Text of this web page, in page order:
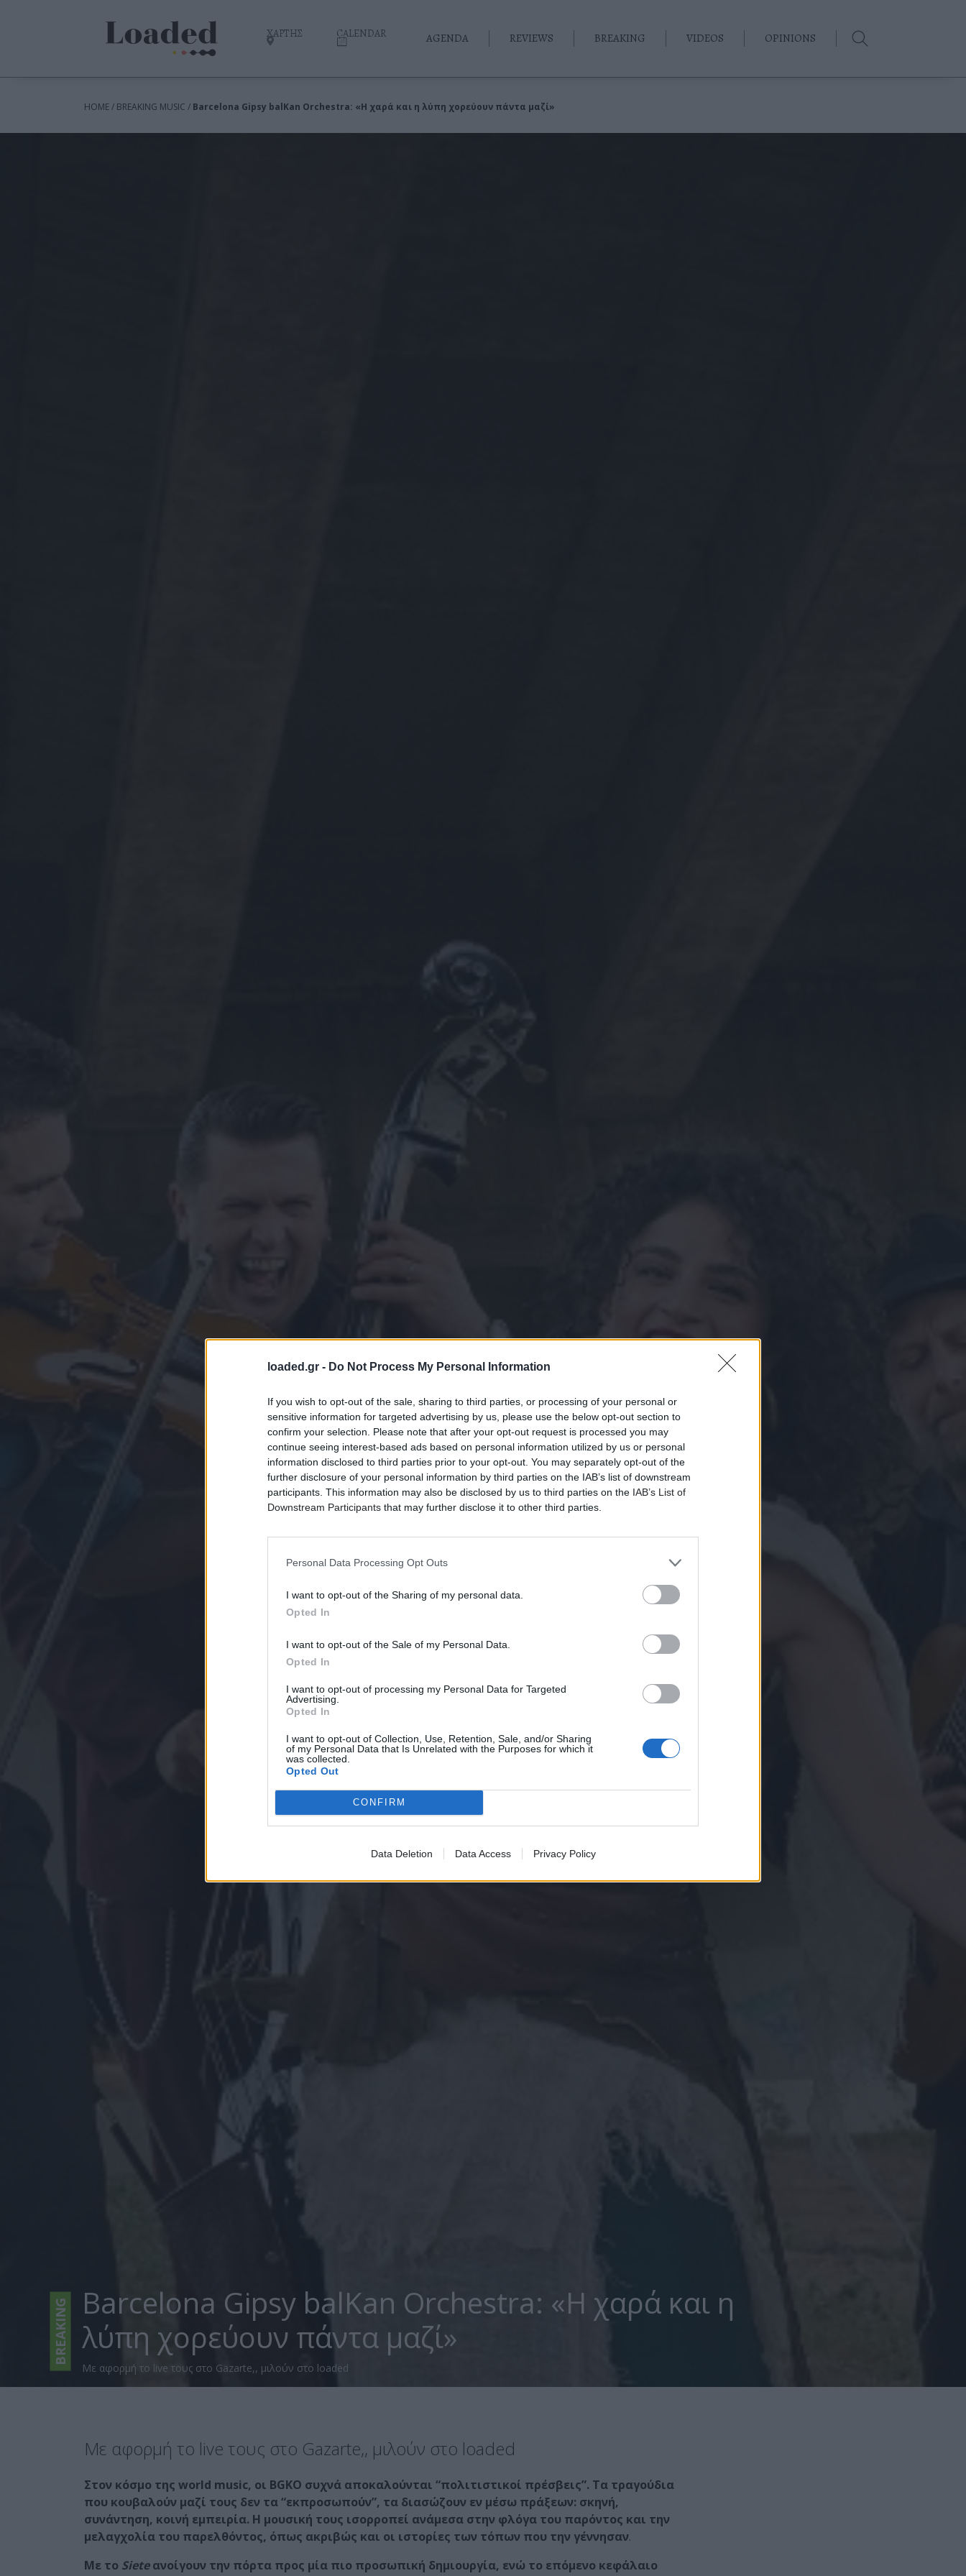
loaded.gr - Do Not Process My Personal Information
If you wish to opt-out of the sale, sharing to third parties, or processing of your personal or
sensitive information for targeted advertising by us, please use the below opt-out section to
confirm your selection. Please note that after your opt-out request is processed you may
continue seeing interest-based ads based on personal information utilized by us or personal
information disclosed to third parties prior to your opt-out. You may separately opt-out of the
further disclosure of your personal information by third parties on the IAB’s list of downstream
participants. This information may also be disclosed by us to third parties on the IAB’s List of
Downstream Participants that may further disclose it to other third parties.
Personal Data Processing Opt Outs
I want to opt-out of the Sharing of my personal data.
Opted In
I want to opt-out of the Sale of my Personal Data.
Opted In
I want to opt-out of processing my Personal Data for Targeted
Advertising.
Opted In
I want to opt-out of Collection, Use, Retention, Sale, and/or Sharing
of my Personal Data that Is Unrelated with the Purposes for which it
was collected.
Opted Out
CONFIRM
Data Deletion Data Access Privacy Policy
ΧΑΡΤΗΣ CALENDAR AGENDA REVIEWS BREAKING VIDEOS OPINIONS
HOME / BREAKING MUSIC / Barcelona Gipsy balKan Orchestra: «Η χαρά και η λύπη χορεύουν πάντα μαζί»
Barcelona Gipsy balKan Orchestra: «Η χαρά και η
λύπη χορεύουν πάντα μαζί»
Με αφορμή το live τους στο Gazarte,, μιλούν στο loaded
BREAKING
Με αφορμή το live τους στο Gazarte,, μιλούν στο loaded
Στον κόσμο της world music, οι BGKO συχνά αποκαλούνται “πολιτιστικοί πρέσβεις”. Τα τραγούδια
που κουβαλούν μαζί τους δεν τα “εκπροσωπούν”, τα διασώζουν εν μέσω πράξεων: σκηνή,
συνάντηση, κοινή εμπειρία. Η μουσική τους ισορροπεί ανάμεσα στην φλόγα του παρόντος και την
μελαγχολία του παρελθόντος, όπως ακριβώς και οι ιστορίες των τόπων που την γέννησαν.
Με το Sieteανοίγουν την πόρτα προς μία πιο προσωπική δημιουργία, ενώ το επόμενο κεφάλαιο